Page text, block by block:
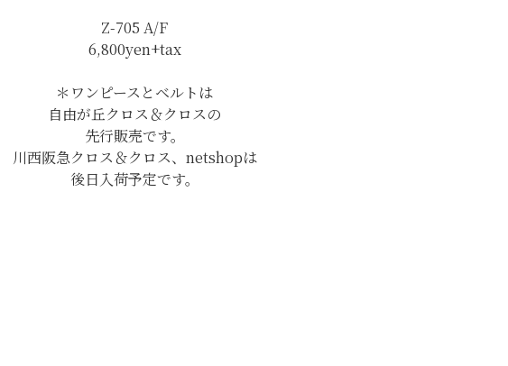
Z-705 A/F
6,800yen+tax
＊ワンピースとベルトは
自由が丘クロス＆クロスの
先行販売です。
川西阪急クロス＆クロス、netshopは
後日入荷予定です。